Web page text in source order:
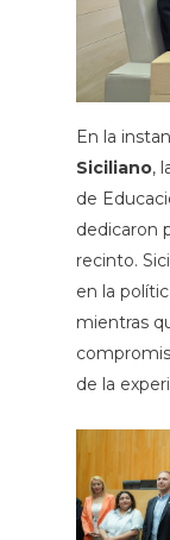
En la
Siciliano,
de
dedicaron
recinto.
en la
mientras
de la